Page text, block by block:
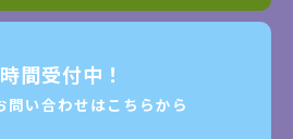
間受付中！
問い合わせはこちらから